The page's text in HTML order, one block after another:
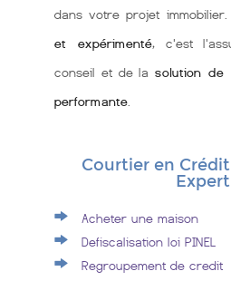
dans votre projet immobilier.
et expérimenté, c'est
conseil et de la solution de
performante
Courtier en
Expert
Acheter une maison
Defiscalisation loi PINEL
Regroupement de credit